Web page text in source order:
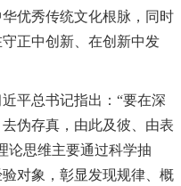
优秀传统文化根脉，同时
正中创新、在创新中发
平总书记指出：“要在深
伪存真，由此及彼、由表
论思维主要通过科学抽
对象，彰显发现规律、概